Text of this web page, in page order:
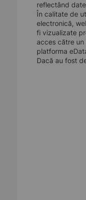
reflectând
În calitate de
electronică,
fi vizualizate
acces către
platforma
Dacă au fost